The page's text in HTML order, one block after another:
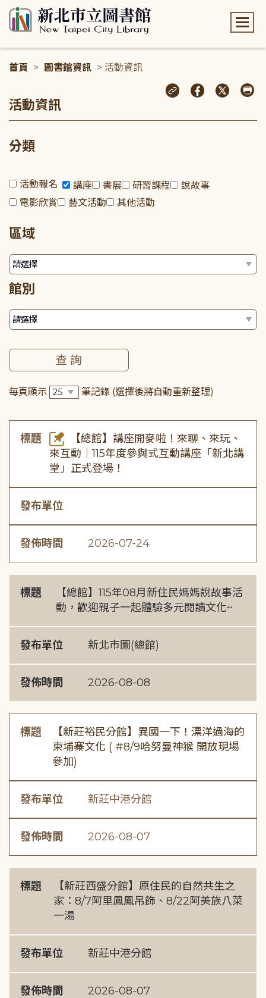
首頁 > 圖書館資訊 > 活動資訊
活動資訊
分類
活動報名 講座 書展 研習課程
說故事
電影欣賞
藝文活動 其他活動
區域
館別
每頁顯示 筆記錄 (選擇後將自動重新整理)
標題
【總館】講座開麥啦！來聊、來玩、
來互動｜115年度參與式互動講座「新北講
堂」正式登場！
發布單位
發佈時間 2026-07-24
標題
【總館】115年08月新住民媽媽說故事活
動，歡迎親子一起體驗多元閱讀文化~
發布單位 新北市圖(總館)
發佈時間 2026-08-08
標題
【新莊裕民分館】異國一下！漂洋過海的
柬埔寨文化 ( #8/9哈努曼神猴 開放現場
參加)
發布單位 新莊中港分館
發佈時間 2026-08-07
標題
【新莊西盛分館】原住民的自然共生之
家：8/7阿里鳳鳳吊飾、8/22阿美族八菜
一湯
發布單位 新莊中港分館
發佈時間 2026-08-07